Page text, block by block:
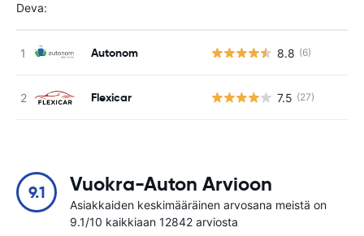
Deva:
Autonom 8.8 (6)
Flexicar 7.5 (27)
9.1 Vuokra-Auton Arvioon
Asiakkaiden keskimääräinen arvosana meistä on
9.1/10 kaikkiaan 12842 arviosta